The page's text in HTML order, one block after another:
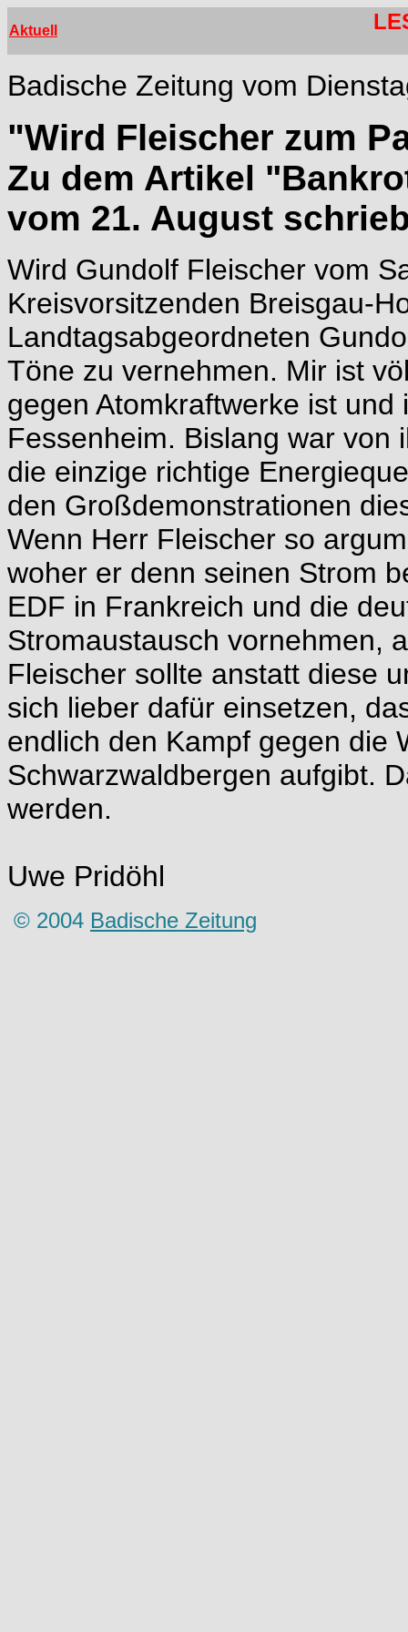
Aktuell
Badische Zeitung vom
"Wird Fleischer zum
Zu dem Artikel
vom 21. August
Wird Gundolf Fleischer vom
Kreisvorsitzenden Breisgau-
Landtagsabgeordneten
Töne zu vernehmen. Mir ist
gegen Atomkraftwerke ist
Fessenheim. Bislang war von
die einzige richtige
den Großdemonstrationen
Wenn Herr Fleischer so
woher er denn seinen Strom
EDF in Frankreich und die
Stromaustausch vornehmen,
Fleischer sollte anstatt diese
sich lieber dafür einsetzen,
endlich den Kampf gegen die
Schwarzwaldbergen aufgibt.
werden.
Uwe Pridöhl
© 2004 Badische Zeitung